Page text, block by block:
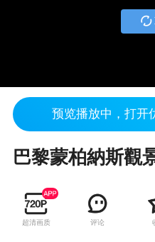
预览播放中，打开
超清画质 评论